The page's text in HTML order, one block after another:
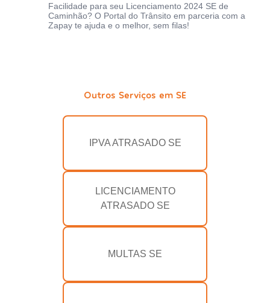
Facilidade para seu Licenciamento 2024 SE de
Caminhão? O Portal do Trânsito em parceria com a
Zapay te ajuda e o melhor, sem filas!
Outros Serviços em SE
IPVA ATRASADO SE
LICENCIAMENTO
ATRASADO SE
MULTAS SE